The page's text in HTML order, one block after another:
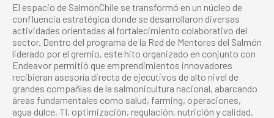
El espacio de SalmonChile se transformó en un núcleo de
confluencia estratégica donde se desarrollaron diversas
actividades orientadas al fortalecimiento colaborativo del
sector. Dentro del programa de la Red de Mentores del Salmón
liderado por el gremio, este hito organizado en conjunto con
Endeavor permitió que emprendimientos innovadores
recibieran asesoría directa de ejecutivos de alto nivel de
grandes compañías de la salmonicultura nacional, abarcando
áreas fundamentales como salud, farming, operaciones,
agua dulce, TI, optimización, regulación, nutrición y calidad.